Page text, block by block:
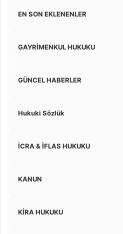
EN SON EKLENENLER
GAYRİMENKUL HUKUKU
GÜNCEL HABERLER
Hukuki Sözlük
İCRA & İFLAS HUKUKU
KANUN
KİRA HUKUKU